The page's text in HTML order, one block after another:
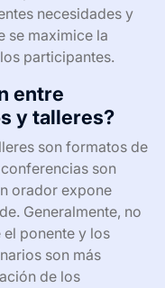
necesidades y
se maximice la
participantes.
entre
y talleres?
son formatos de
son
orador expone
Generalmente, no
ponente y los
son más
de los